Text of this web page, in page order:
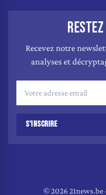
Recevez notre
analyses et
S'INSCRIRE
© 2026 21news.be